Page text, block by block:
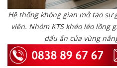
Hệ thống không gian mở tạo sự
viên. Nhóm KTS khéo léo lồng
dấu ấn của vùng